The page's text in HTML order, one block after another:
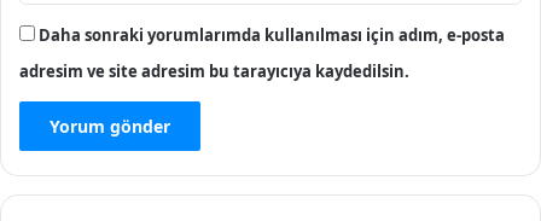
Daha sonraki yorumlarımda kullanılması için adım, e-posta
adresim ve site adresim bu tarayıcıya kaydedilsin.